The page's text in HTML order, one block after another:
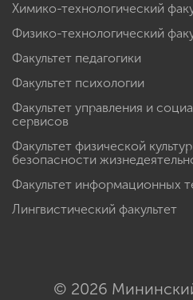
Химико-технологический
Физико-технологический
Факультет педагогики
Факультет психологии
Факультет управления и
сервисов
Факультет физической
безопасности
Факультет информационных
Лингвистический факультет
© 2026